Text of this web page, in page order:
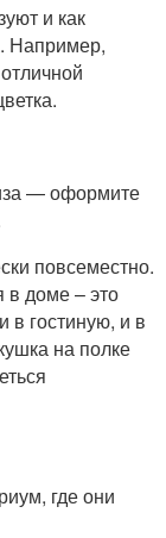
и как
Например,
— оформите
повсеместно.
в доме – это
в гостиную, и в
на полке
где они